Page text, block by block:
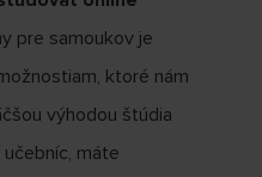
pre samoukov je
ktoré nám
výhodou štúdia
máte